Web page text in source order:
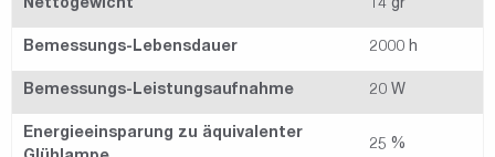
Nettogewicht 14 gr
Bemessungs-Lebensdauer 2000 h
Bemessungs-Leistungsaufnahme 20 W
Energieeinsparung zu äquivalenter
25 %